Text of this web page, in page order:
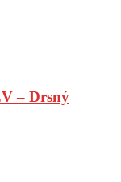
– Drsný